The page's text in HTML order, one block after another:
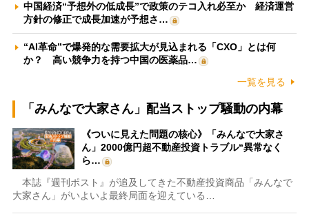
中国経済“予想外の低成長”で政策のテコ入れ必至か 経済運営
方針の修正で成長加速が予想さ…
“AI革命”で爆発的な需要拡大が見込まれる「CXO」とは何
か？ 高い競争力を持つ中国の医薬品…
一覧を見る
「みんなで大家さん」配当ストップ騒動の内幕
《ついに見えた問題の核心》「みんなで大家さ
ん」2000億円超不動産投資トラブル“異常なく
ら…
本誌『週刊ポスト』が追及してきた不動産投資商品「みんなで
大家さん」がいよいよ最終局面を迎えている…